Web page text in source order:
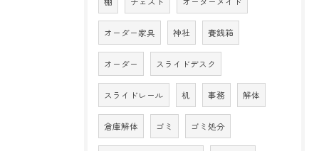
オーダー家具 神社 賽銭箱
オーダー スライドデスク
スライドレール 机 事務 解体
倉庫解体 ゴミ ゴミ処分